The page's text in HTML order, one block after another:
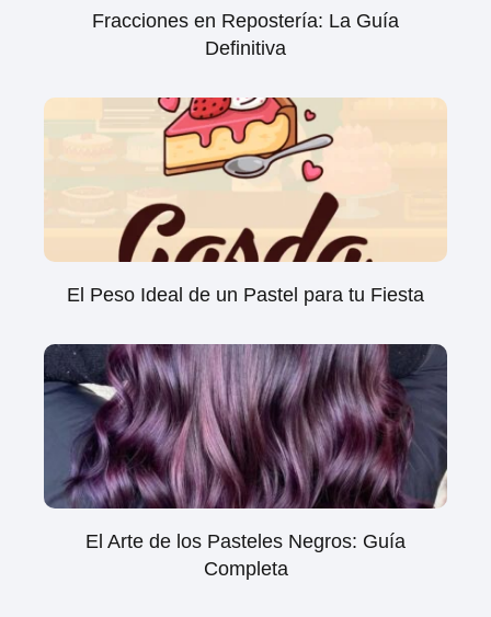
Fracciones en Repostería: La Guía
Definitiva
El Peso Ideal de un Pastel para tu Fiesta
El Arte de los Pasteles Negros: Guía
Completa